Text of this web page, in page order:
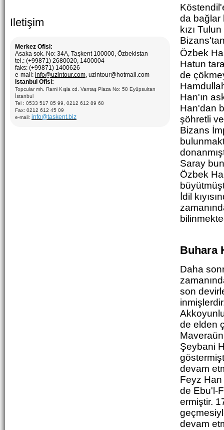
Iletişim
Merkez Ofisi:
Asaka sok. No: 34A, Taşkent 100000, Özbekistan
tel.: (+99871) 2680020, 1400004
faks: (+99871) 1400626
e-mail: info@uzintour.com, uzintour@hotmail.com
Istanbul Ofisi:
Topcular mh. Rami Kışla cd. Vantaş Plaza No: 58 Eyüpsultan
İstanbul
Tel : 0533 517 85 99, 0212 612 89 68
Fax: 0212 612 45 09
e-mail: info@taskent.biz
da bağlar
kızı
Özbek
Hatun
de
Han'ın
Han'dan
şöhretli
Bizans
Saray
Özbek
İdil
Buhara
Daha
son
de elden
Mavera
Şeybani
devam
Feyz Han
de Ebu'l-
ermiştir.
devam